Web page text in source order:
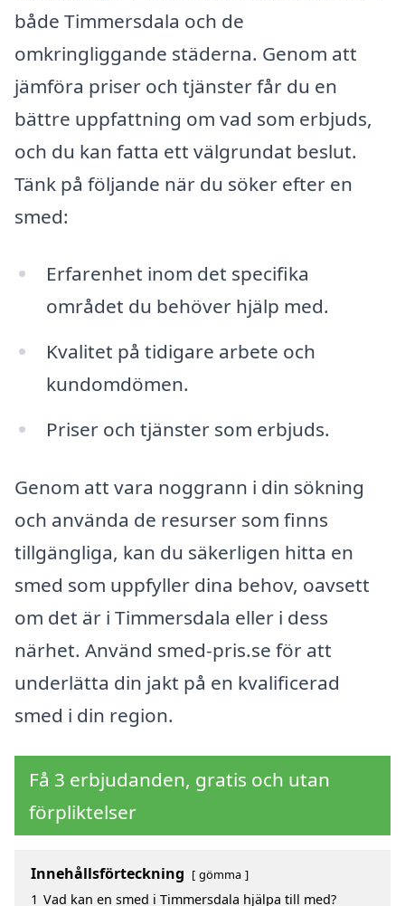
både Timmersdala och de
omkringliggande städerna. Genom att
jämföra priser och tjänster får du en
bättre uppfattning om vad som erbjuds,
och du kan fatta ett välgrundat beslut.
Tänk på följande när du söker efter en
smed:
Erfarenhet inom det specifika
området du behöver hjälp med.
Kvalitet på tidigare arbete och
kundomdömen.
Priser och tjänster som erbjuds.
Genom att vara noggrann i din sökning
och använda de resurser som finns
tillgängliga, kan du säkerligen hitta en
smed som uppfyller dina behov, oavsett
om det är i Timmersdala eller i dess
närhet. Använd smed-pris.se för att
underlätta din jakt på en kvalificerad
smed i din region.
Få 3 erbjudanden, gratis och utan
förpliktelser
Innehållsförteckning gömma
1 Vad kan en smed i Timmersdala hjälpa till med?